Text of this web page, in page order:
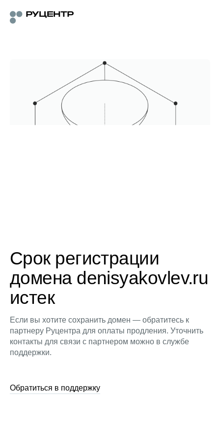
Срок регистрации
домена denisyakovlev.ru
истек
Если вы хотите сохранить домен — обратитесь к
партнеру Руцентра для оплаты продления. Уточнить
контакты для связи с партнером можно в службе
поддержки.
Обратиться в поддержку